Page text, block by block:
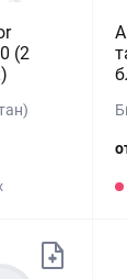
(2